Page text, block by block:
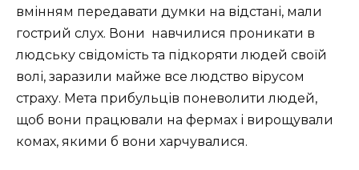
вмінням передавати думки на відстані, мали
гострий слух. Вони навчилися проникати в
людську свідомість та підкоряти людей своїй
волі, заразили майже все людство вірусом
страху. Мета прибульців поневолити людей,
щоб вони працювали на фермах і вирощували
комах, якими б вони харчувалися.